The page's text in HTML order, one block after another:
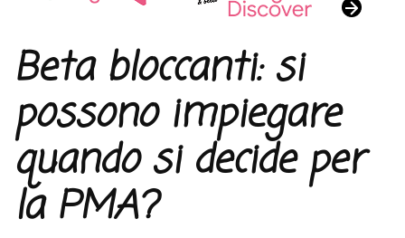
Beta bloccanti: si
possono impiegare
quando si decide per
la PMA?